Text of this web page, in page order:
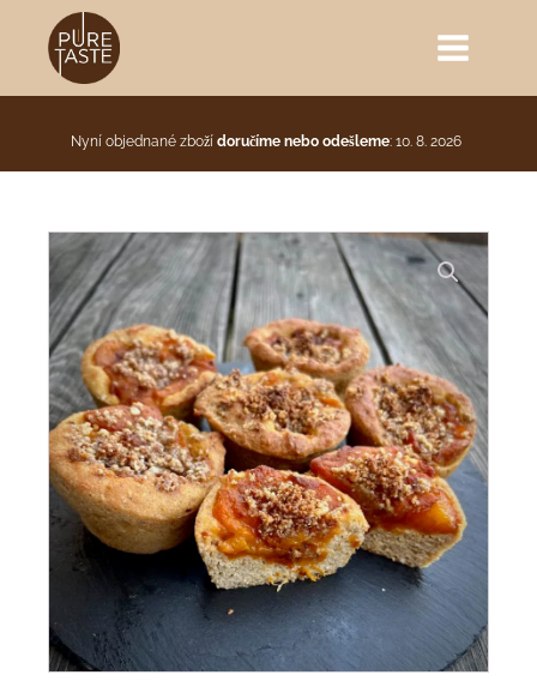
Nyní objednané zboží doručíme nebo odešleme: 10. 8. 2026